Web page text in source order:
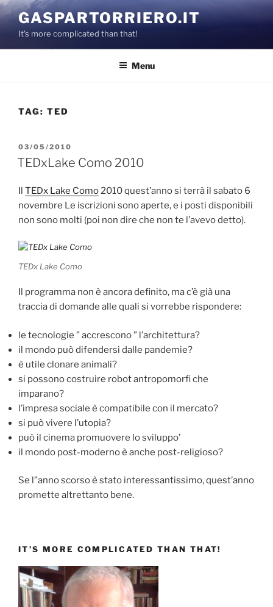
Salta
al
contenuto
GASPARTORRIERO.IT
It's more complicated than that!
Menu
TAG: TED
PUBBLICATO
IL
03/05/2010
TEDxLake Como 2010
Il TEDx Lake Como2010 quest’anno si terrà il sabato 6
novembre Le iscrizioni sono aperte, e i posti disponibili
non sono molti (poi non dire che non te l’avevo detto).
TEDx Lake Como
Il programma non è ancora definito, ma c’è già una
traccia di domande alle quali si vorrebbe rispondere:
le tecnologie ” accrescono ” l’architettura?
il mondo può difendersi dalle pandemie?
è utile clonare animali?
si possono costruire robot antropomorfi che
imparano?
l’impresa sociale è compatibile con il mercato?
si può vivere l’utopia?
può il cinema promuovere lo sviluppo’
il mondo post-moderno è anche post-religioso?
Se l”anno scorso è stato interessantissimo, quest’anno
promette altrettanto bene.
IT’S MORE COMPLICATED THAN THAT!